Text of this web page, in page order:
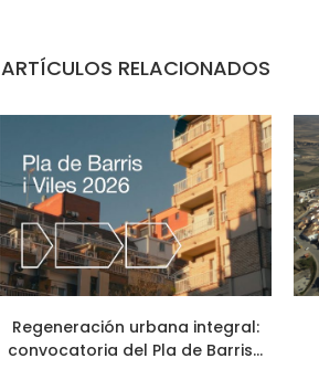
ARTÍCULOS RELACIONADOS
Regeneración urbana integral:
convocatoria del Pla de Barris...